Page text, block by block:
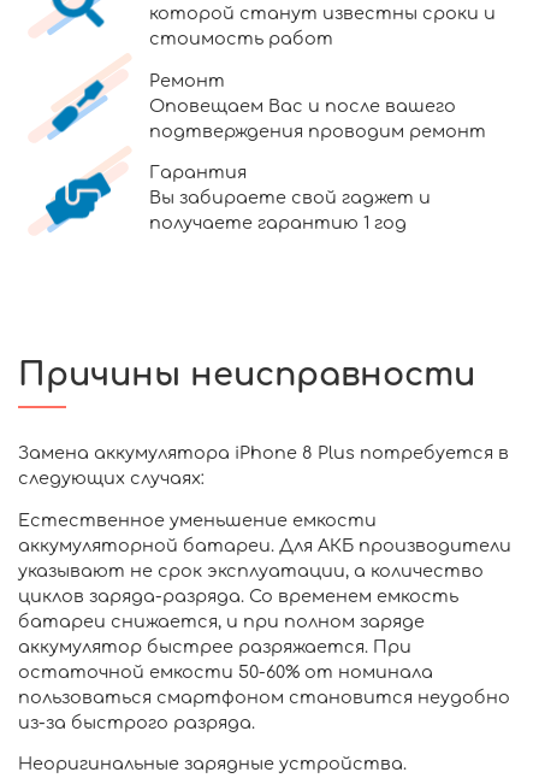
которой станут известны сроки и
стоимость работ
Ремонт
Оповещаем Вас и после вашего
подтверждения проводим ремонт
Гарантия
Вы забираете свой гаджет и
получаете гарантию 1 год
Причины неисправности
Замена аккумулятора iPhone 8 Plus потребуется в
следующих случаях:
Естественное уменьшение емкости
аккумуляторной батареи. Для АКБ производители
указывают не срок эксплуатации, а количество
циклов заряда-разряда. Со временем емкость
батареи снижается, и при полном заряде
аккумулятор быстрее разряжается. При
остаточной емкости 50-60% от номинала
пользоваться смартфоном становится неудобно
из-за быстрого разряда.
Неоригинальные зарядные устройства.